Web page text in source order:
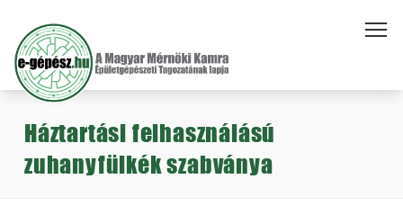
Háztartási felhasználású
zuhanyfülkék szabványa